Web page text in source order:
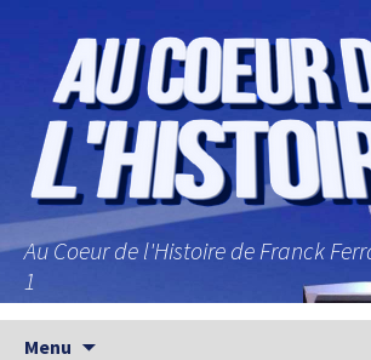
Au Coeur de l'Histoire de Franck
1
Menu